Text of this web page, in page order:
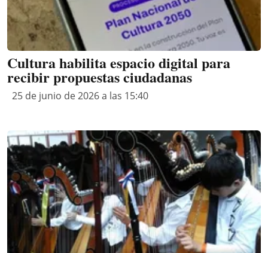
Cultura habilita espacio digital para
recibir propuestas ciudadanas
25 de junio de 2026 a las 15:40